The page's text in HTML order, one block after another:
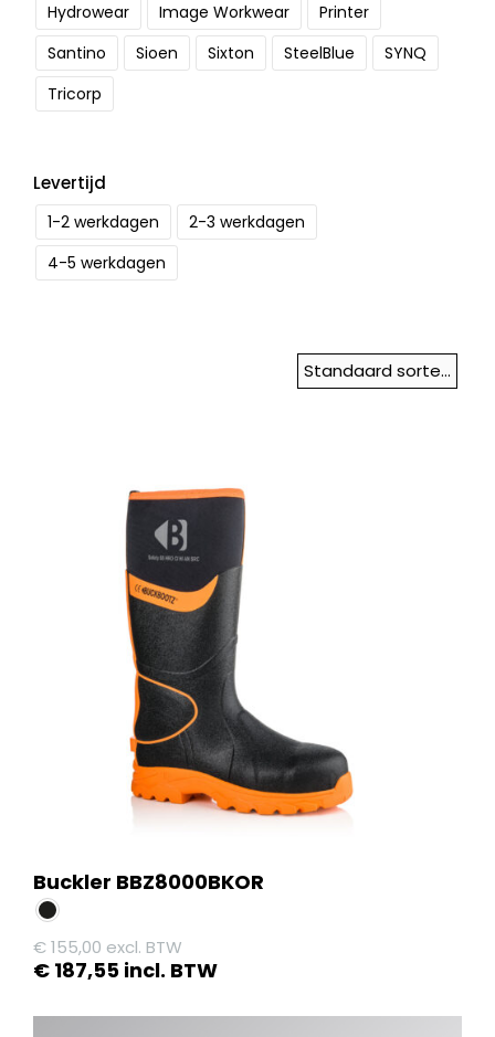
Hydrowear
Image Workwear
Printer
Santino
Sioen Sixton SteelBlue
SYNQ
Tricorp
Levertijd
1-2 werkdagen
2-3 werkdagen
4-5 werkdagen
Buckler BBZ8000BKOR
€155,00 excl. BTW
€ 187,55 incl. BTW